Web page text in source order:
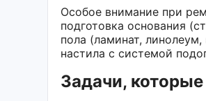
Особое внимание при
подготовка основания
пола (ламинат,
настила с системой
Задачи,